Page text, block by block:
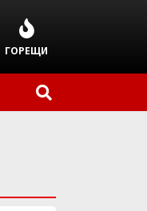
ГОРЕЩИ